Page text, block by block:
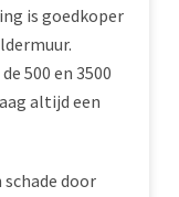
is goedkoper
500 en 3500
altijd een
door